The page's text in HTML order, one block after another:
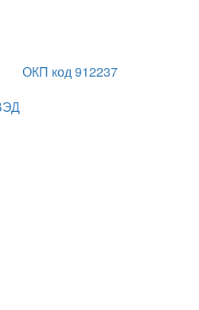
ОКП код 912237